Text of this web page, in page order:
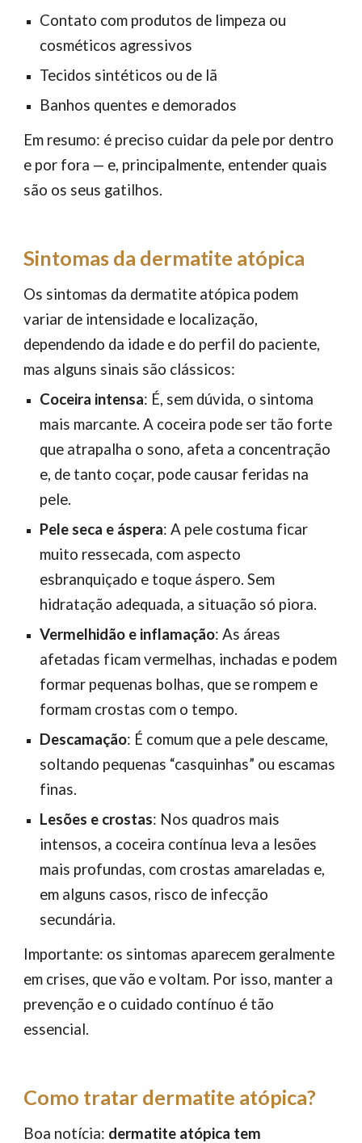
Contato com produtos de limpeza ou
cosméticos agressivos
Tecidos sintéticos ou de lã
Banhos quentes e demorados
Em resumo: é preciso cuidar da pele por dentro
e por fora — e, principalmente, entender quais
são os seus gatilhos.
Sintomas da dermatite atópica
Os sintomas da dermatite atópica podem
variar de intensidade e localização,
dependendo da idade e do perfil do paciente,
mas alguns sinais são clássicos:
Coceira intensa: É, sem dúvida, o sintoma
mais marcante. A coceira pode ser tão forte
que atrapalha o sono, afeta a concentração
e, de tanto coçar, pode causar feridas na
pele.
Pele seca e áspera: A pele costuma ficar
muito ressecada, com aspecto
esbranquiçado e toque áspero. Sem
hidratação adequada, a situação só piora.
Vermelhidão e inflamação: As áreas
afetadas ficam vermelhas, inchadas e podem
formar pequenas bolhas, que se rompem e
formam crostas com o tempo.
Descamação: É comum que a pele descame,
soltando pequenas “casquinhas” ou escamas
finas.
Lesões e crostas: Nos quadros mais
intensos, a coceira contínua leva a lesões
mais profundas, com crostas amareladas e,
em alguns casos, risco de infecção
secundária.
Importante: os sintomas aparecem geralmente
em crises, que vão e voltam. Por isso, manter a
prevenção e o cuidado contínuo é tão
essencial.
Como tratar dermatite atópica?
Boa notícia: dermatite atópica tem